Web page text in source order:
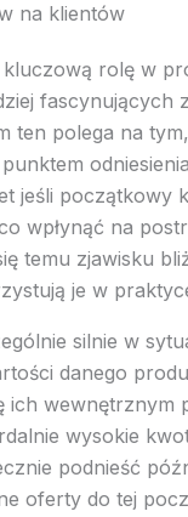
na klientów
rolę w
fascynujących
ten polega na
jeśli początkowy
wpłynąć na
temu zjawisku
je w
silnie w
danego
ich wewnętrznym
wysokie
podnieść
oferty do tej